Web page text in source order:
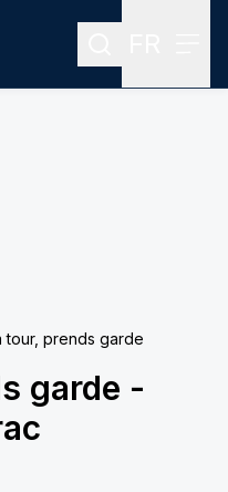
Rechercher
tour, prends garde
garde -